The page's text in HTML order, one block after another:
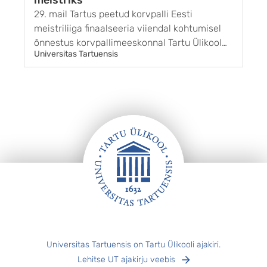
29. mail Tartus peetud korvpalli Eesti
meistriliiga finaalseeria viiendal kohtumisel
õnnestus korvpallimeeskonnal Tartu Ülikool
Maks & Moorits võita BC Kalev/Cramo
võistkonda tulemusega 85 : 65. Sellega sai
Universitas Tartuensis
Universitas Tartuensis on Tartu Ülikooli ajakiri.
Lehitse UT ajakirju veebis